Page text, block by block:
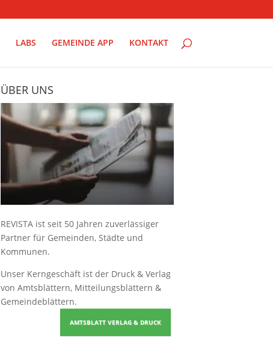
LABS GEMEINDE APP KONTAKT
ÜBER UNS
REVISTA ist seit 50 Jahren zuverlässiger
Partner für Gemeinden, Städte und
Kommunen.
Unser Kerngeschäft ist der Druck & Verlag
von Amtsblättern, Mitteilungsblättern &
Gemeindeblättern.
AMTSBLATT VERLAG & DRUCK